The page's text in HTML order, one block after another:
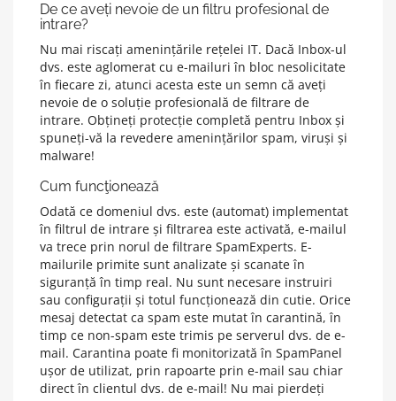
De ce aveți nevoie de un filtru profesional de
intrare?
Nu mai riscați amenințările rețelei IT. Dacă Inbox-ul
dvs. este aglomerat cu e-mailuri în bloc nesolicitate
în fiecare zi, atunci acesta este un semn că aveți
nevoie de o soluție profesională de filtrare de
intrare. Obțineți protecție completă pentru Inbox și
spuneți-vă la revedere amenințărilor spam, viruși și
malware!
Cum funcţionează
Odată ce domeniul dvs. este (automat) implementat
în filtrul de intrare și filtrarea este activată, e-mailul
va trece prin norul de filtrare SpamExperts. E-
mailurile primite sunt analizate și scanate în
siguranță în timp real. Nu sunt necesare instruiri
sau configurații și totul funcționează din cutie. Orice
mesaj detectat ca spam este mutat în carantină, în
timp ce non-spam este trimis pe serverul dvs. de e-
mail. Carantina poate fi monitorizată în SpamPanel
ușor de utilizat, prin rapoarte prin e-mail sau chiar
direct în clientul dvs. de e-mail! Nu mai pierdeți